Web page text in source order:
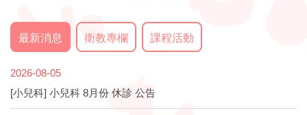
最新消息 衛教專欄 課程活動
2026-08-05
[小兒科] 小兒科 8月份 休診 公告